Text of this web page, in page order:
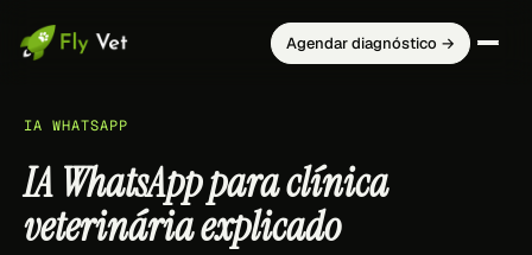
Agendar diagnóstico →
IA WHATSAPP
IA WhatsApp para clínica
veterinária explicado